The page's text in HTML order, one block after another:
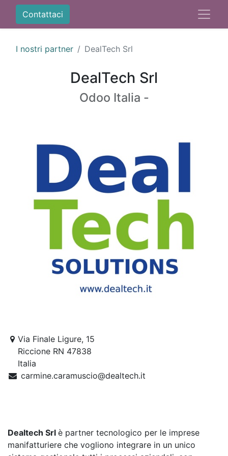
Contattaci
I nostri partner DealTech Srl
DealTech Srl
Odoo Italia -
Via Finale Ligure, 15
Riccione RN 47838
Italia
carmine.caramuscio@dealtech.it
Dealtech Srl è partner tecnologico per le imprese
manifatturiere che vogliono integrare in un unico